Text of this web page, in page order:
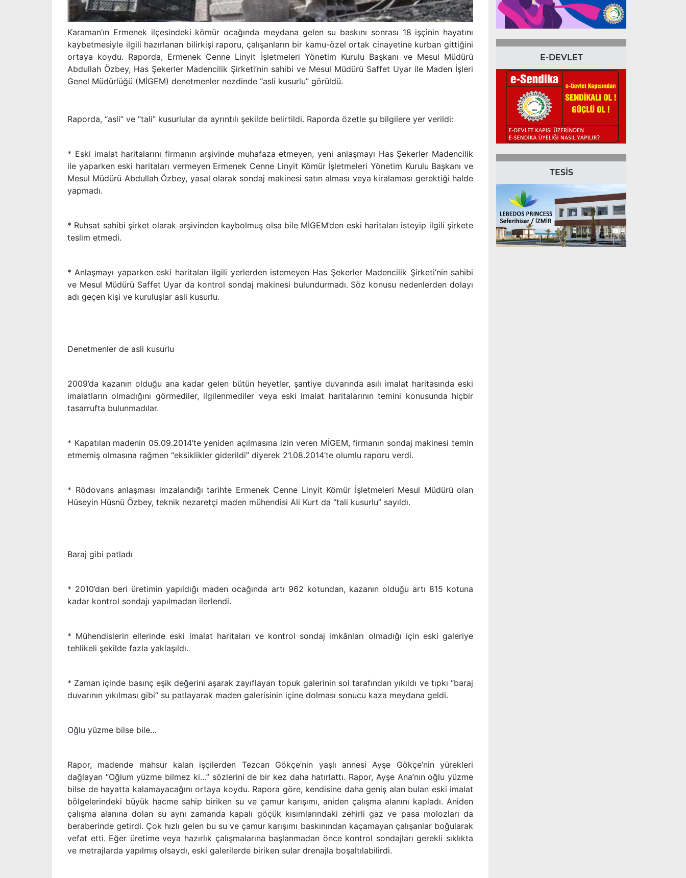
Karaman’ın Ermenek ilçesindeki kömür ocağında meydana gelen su baskını sonrası 18 işçinin hayatını
kaybetmesiyle ilgili hazırlanan bilirkişi raporu, çalışanların bir kamu-özel ortak cinayetine kurban gittiğini
ortaya koydu. Raporda, Ermenek Cenne Linyit İşletmeleri Yönetim Kurulu Başkanı ve Mesul Müdürü
Abdullah Özbey, Has Şekerler Madencilik Şirketi’nin sahibi ve Mesul Müdürü Saffet Uyar ile Maden İşleri
Genel Müdürlüğü (MİGEM) denetmenler nezdinde “asli kusurlu” görüldü.
Raporda, “asli” ve “tali” kusurlular da ayrıntılı şekilde belirtildi. Raporda özetle şu bilgilere yer verildi:
* Eski imalat haritalarını firmanın arşivinde muhafaza etmeyen, yeni anlaşmayı Has Şekerler Madencilik
ile yaparken eski haritaları vermeyen Ermenek Cenne Linyit Kömür İşletmeleri Yönetim Kurulu Başkanı ve
Mesul Müdürü Abdullah Özbey, yasal olarak sondaj makinesi satın alması veya kiralaması gerektiği halde
yapmadı.
* Ruhsat sahibi şirket olarak arşivinden kaybolmuş olsa bile MİGEM’den eski haritaları isteyip ilgili şirkete
teslim etmedi.
* Anlaşmayı yaparken eski haritaları ilgili yerlerden istemeyen Has Şekerler Madencilik Şirketi’nin sahibi
ve Mesul Müdürü Saffet Uyar da kontrol sondaj makinesi bulundurmadı. Söz konusu nedenlerden dolayı
adı geçen kişi ve kuruluşlar asli kusurlu.
Denetmenler de asli kusurlu
2009’da kazanın olduğu ana kadar gelen bütün heyetler, şantiye duvarında asılı imalat haritasında eski
imalatların olmadığını görmediler, ilgilenmediler veya eski imalat haritalarının temini konusunda hiçbir
tasarrufta bulunmadılar.
* Kapatılan madenin 05.09.2014’te yeniden açılmasına izin veren MİGEM, firmanın sondaj makinesi temin
etmemiş olmasına rağmen “eksiklikler giderildi” diyerek 21.08.2014’te olumlu raporu verdi.
* Rödovans anlaşması imzalandığı tarihte Ermenek Cenne Linyit Kömür İşletmeleri Mesul Müdürü olan
Hüseyin Hüsnü Özbey, teknik nezaretçi maden mühendisi Ali Kurt da “tali kusurlu” sayıldı.
Baraj gibi patladı
* 2010’dan beri üretimin yapıldığı maden ocağında artı 962 kotundan, kazanın olduğu artı 815 kotuna
kadar kontrol sondajı yapılmadan ilerlendi.
* Mühendislerin ellerinde eski imalat haritaları ve kontrol sondaj imkânları olmadığı için eski galeriye
tehlikeli şekilde fazla yaklaşıldı.
* Zaman içinde basınç eşik değerini aşarak zayıflayan topuk galerinin sol tarafından yıkıldı ve tıpkı “baraj
duvarının yıkılması gibi” su patlayarak maden galerisinin içine dolması sonucu kaza meydana geldi.
Oğlu yüzme bilse bile…
Rapor, madende mahsur kalan işçilerden Tezcan Gökçe’nin yaşlı annesi Ayşe Gökçe’nin yürekleri
dağlayan “Oğlum yüzme bilmez ki…” sözlerini de bir kez daha hatırlattı. Rapor, Ayşe Ana’nın oğlu yüzme
bilse de hayatta kalamayacağını ortaya koydu. Rapora göre, kendisine daha geniş alan bulan eski imalat
bölgelerindeki büyük hacme sahip biriken su ve çamur karışımı, aniden çalışma alanını kapladı. Aniden
çalışma alanına dolan su aynı zamanda kapalı göçük kısımlarındaki zehirli gaz ve pasa molozları da
beraberinde getirdi. Çok hızlı gelen bu su ve çamur karışımı baskınından kaçamayan çalışanlar boğularak
vefat etti. Eğer üretime veya hazırlık çalışmalarına başlanmadan önce kontrol sondajları gerekli sıklıkta
ve metrajlarda yapılmış olsaydı, eski galerilerde biriken sular drenajla boşaltılabilirdi.
E-DEVLET
TESİS